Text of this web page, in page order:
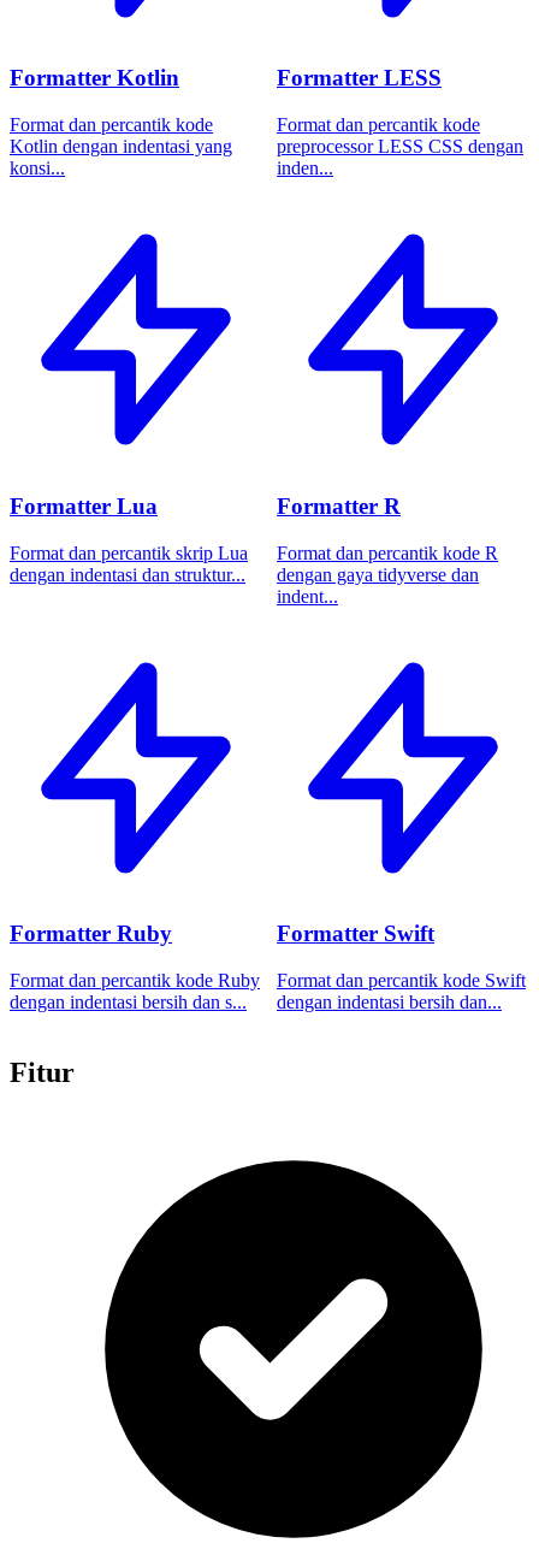
Formatter Kotlin
Format dan percantik kode
Kotlin dengan indentasi yang
konsi...
Formatter LESS
Format dan percantik kode
preprocessor LESS CSS dengan
inden...
Formatter Lua
Format dan percantik skrip Lua
dengan indentasi dan struktur...
Formatter R
Format dan percantik kode R
dengan gaya tidyverse dan
indent...
Formatter Ruby
Format dan percantik kode Ruby
dengan indentasi bersih dan s...
Formatter Swift
Format dan percantik kode Swift
dengan indentasi bersih dan...
Fitur